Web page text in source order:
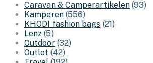
Caravan & Camperartikelen (93)
Kamperen (556)
KHODI fashion bags (21)
Lenz (5)
Outdoor (32)
Outlet (42)